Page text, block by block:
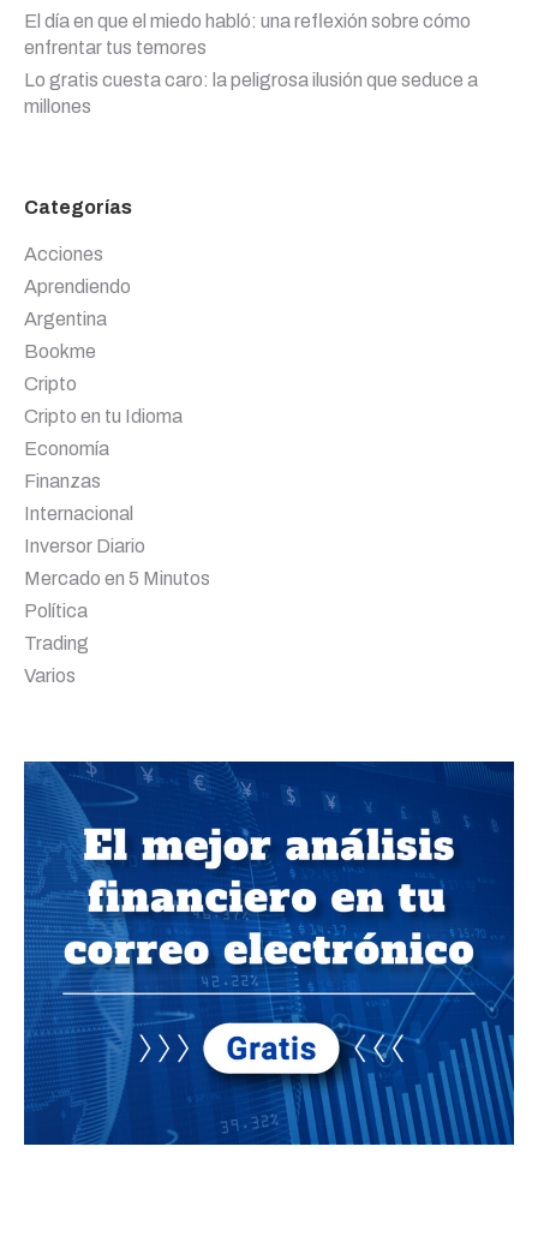
El día en que el miedo habló: una reflexión sobre cómo
enfrentar tus temores
Lo gratis cuesta caro: la peligrosa ilusión que seduce a
millones
Categorías
Acciones
Aprendiendo
Argentina
Bookme
Cripto
Cripto en tu Idioma
Economía
Finanzas
Internacional
Inversor Diario
Mercado en 5 Minutos
Política
Trading
Varios